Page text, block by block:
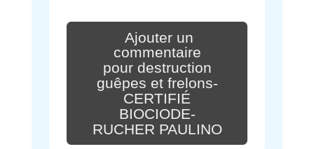
Ajouter un
commentaire
pour destruction
guêpes et frelons-
CERTIFIÉ
BIOCIODE-
RUCHER PAULINO